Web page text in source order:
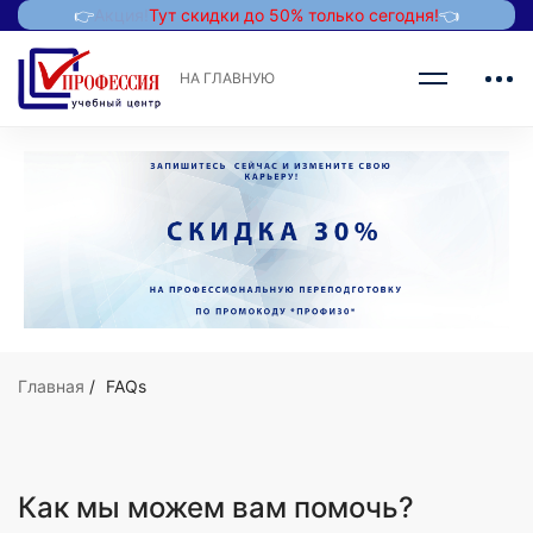
👉 Тут скидки до 50% только сегодня!👈
НА ГЛАВНУЮ
Главная FAQs
Как мы можем вам помочь?